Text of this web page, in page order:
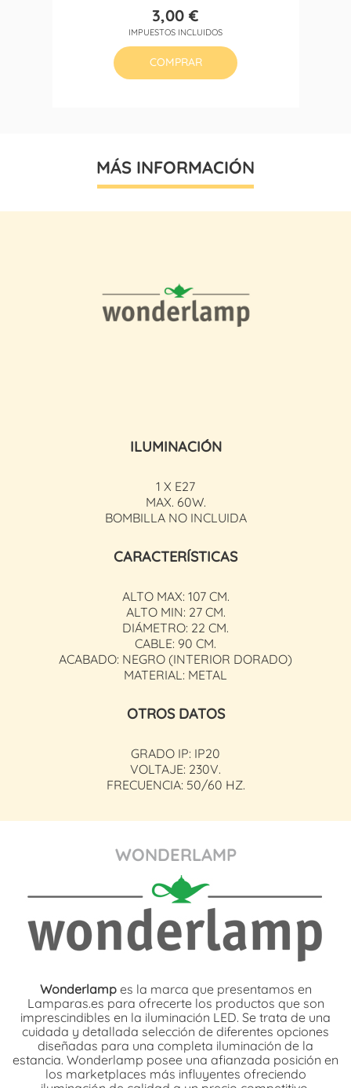
Precio
3,00 €
IMPUESTOS INCLUIDOS
COMPRAR
MÁS INFORMACIÓN
ILUMINACIÓN
1 X E27
MAX. 60W.
BOMBILLA NO INCLUIDA
CARACTERÍSTICAS
ALTO MAX: 107 CM.
ALTO MIN: 27 CM.
DIÁMETRO: 22 CM.
CABLE: 90 CM.
ACABADO: NEGRO (INTERIOR DORADO)
MATERIAL: METAL
OTROS DATOS
GRADO IP: IP20
VOLTAJE: 230V.
FRECUENCIA: 50/60 HZ.
WONDERLAMP
Wonderlampes la marca que presentamos en
Lamparas.es para ofrecerte los productos que son
imprescindibles en la iluminación LED. Se trata de una
cuidada y detallada selección de diferentes opciones
diseñadas para una completa iluminación de la
estancia. Wonderlamp posee una afianzada posición en
los marketplaces más influyentes ofreciendo